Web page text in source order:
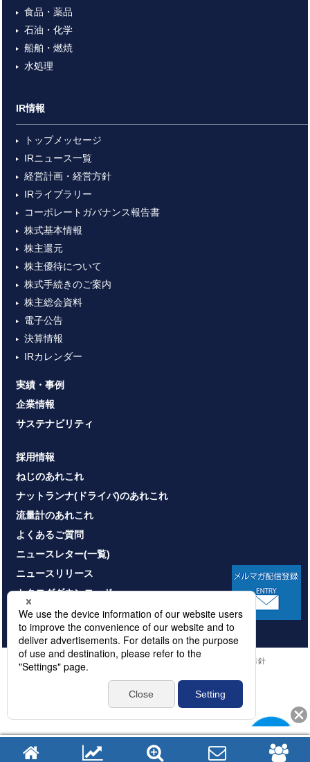
食品・薬品
石油・化学
船舶・燃焼
水処理
IR情報
トップメッセージ
IRニュース一覧
経営計画・経営方針
IRライブラリー
コーポレートガバナンス報告書
株式基本情報
株主還元
株主優待について
株式手続きのご案内
株主総会資料
電子公告
決算情報
IRカレンダー
実績・事例
企業情報
サステナビリティ
採用情報
ねじのあれこれ
ナットランナ(ドライバ)のあれこれ
流量計のあれこれ
よくあるご質問
ニュースレター(一覧)
ニュースリリース
カタログダウンロード
お問い合わせ
プライバシーポリシー
情報セキュリティ基本方針
© NITTOSEIKO CO., LTD. All rights reserved.